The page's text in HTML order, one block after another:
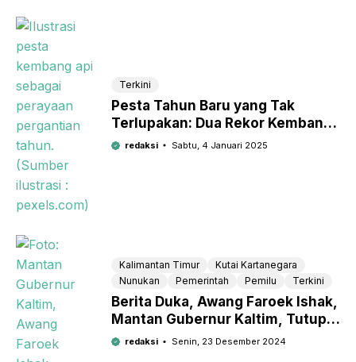
Terkini
Pesta Tahun Baru yang Tak
Terlupakan: Dua Rekor Kembang
Api di Kaltim
redaksi Sabtu, 4 Januari 2025
Kalimantan Timur
Kutai Kartanegara
Nunukan
Pemerintah Pemilu Terkini
Berita Duka, Awang Faroek Ishak,
Mantan Gubernur Kaltim, Tutup
Usiaredaksi Senin, 23 Desember 2024